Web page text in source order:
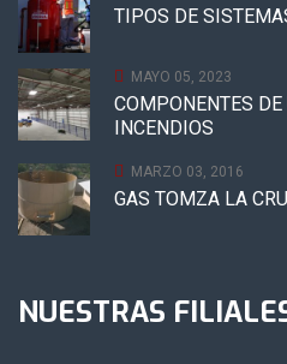
TIPOS DE
MAYO 05, 2023
COMPONENTES
INCENDIOS
MARZO 03, 2016
GAS TOMZA LA
NUESTRAS